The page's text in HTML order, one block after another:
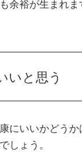
余裕が生まれま
いと思う
にいいかどう
しょう。